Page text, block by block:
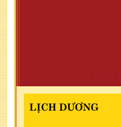
LỊCH DƯƠNG